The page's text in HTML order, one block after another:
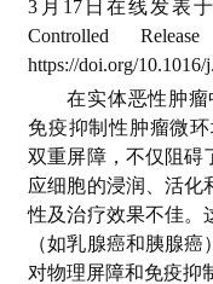
3月17日在线发表
Controlled
https://doi.org/10.1016/
在实体恶性肿
免疫抑制性肿瘤微
双重屏障，不仅阻碍
应细胞的浸润、活化
性及治疗效果不佳。
（如乳腺癌和胰腺
对物理屏障和免疫抑